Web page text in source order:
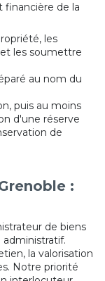
financière de la
les
les soumettre
au nom du
puis au moins
d'une réserve
de
:
de biens
administratif.
la valorisation
Notre priorité